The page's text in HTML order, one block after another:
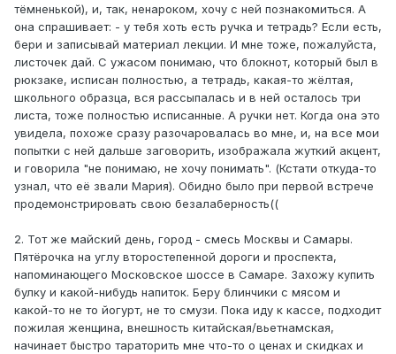
тёмненькой), и, так, ненароком, хочу с ней познакомиться. А
она спрашивает: - у тебя хоть есть ручка и тетрадь? Если есть,
бери и записывай материал лекции. И мне тоже, пожалуйста,
листочек дай. С ужасом понимаю, что блокнот, который был в
рюкзаке, исписан полностью, а тетрадь, какая-то жёлтая,
школьного образца, вся рассыпалась и в ней осталось три
листа, тоже полностью исписанные. А ручки нет. Когда она это
увидела, похоже сразу разочаровалась во мне, и, на все мои
попытки с ней дальше заговорить, изображала жуткий акцент,
и говорила "не понимаю, не хочу понимать". (Кстати откуда-то
узнал, что её звали Мария). Обидно было при первой встрече
продемонстрировать свою безалаберность((
2. Тот же майский день, город - смесь Москвы и Самары.
Пятёрочка на углу второстепенной дороги и проспекта,
напоминающего Московское шоссе в Самаре. Захожу купить
булку и какой-нибудь напиток. Беру блинчики с мясом и
какой-то не то йогурт, не то смузи. Пока иду к кассе, подходит
пожилая женщина, внешность китайская/вьетнамская,
начинает быстро тараторить мне что-то о ценах и скидках и